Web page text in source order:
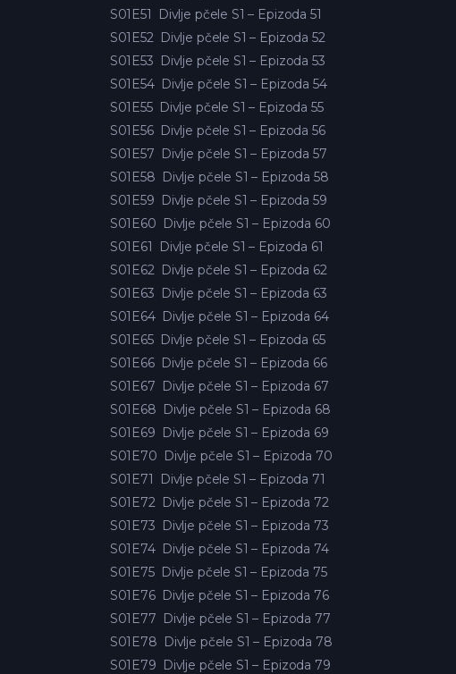
S01E51
Divlje pčele S1 – Epizoda 51
S01E52 Divlje pčele S1 – Epizoda 52
S01E53 Divlje pčele S1 – Epizoda 53
S01E54 Divlje pčele S1 – Epizoda 54
S01E55 Divlje pčele S1 – Epizoda 55
S01E56 Divlje pčele S1 – Epizoda 56
S01E57 Divlje pčele S1 – Epizoda 57
S01E58 Divlje pčele S1 – Epizoda 58
S01E59 Divlje pčele S1 – Epizoda 59
S01E60 Divlje pčele S1 – Epizoda 60
S01E61
Divlje pčele S1 – Epizoda 61
S01E62 Divlje pčele S1 – Epizoda 62
S01E63 Divlje pčele S1 – Epizoda 63
S01E64 Divlje pčele S1 – Epizoda 64
S01E65 Divlje pčele S1 – Epizoda 65
S01E66 Divlje pčele S1 – Epizoda 66
S01E67 Divlje pčele S1 – Epizoda 67
S01E68 Divlje pčele S1 – Epizoda 68
S01E69 Divlje pčele S1 – Epizoda 69
S01E70 Divlje pčele S1 – Epizoda 70
S01E71
Divlje pčele S1 – Epizoda 71
S01E72 Divlje pčele S1 – Epizoda 72
S01E73 Divlje pčele S1 – Epizoda 73
S01E74 Divlje pčele S1 – Epizoda 74
S01E75 Divlje pčele S1 – Epizoda 75
S01E76 Divlje pčele S1 – Epizoda 76
S01E77 Divlje pčele S1 – Epizoda 77
S01E78 Divlje pčele S1 – Epizoda 78
S01E79 Divlje pčele S1 – Epizoda 79